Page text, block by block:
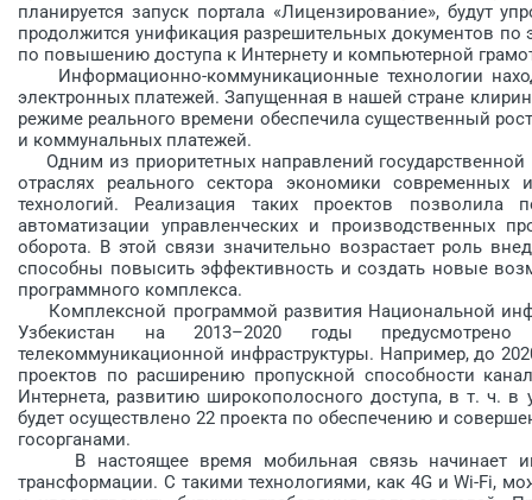
планируется запуск портала «Лицензирование», будут
продолжится унификация разрешительных документов
по повышению доступа к Интернету и компьютерной
Информационно-коммуникационные технологии
электронных платежей. Запущенная в нашей стране
режиме реального времени обеспечила существенный
и коммунальных платежей.
Одним из приоритетных направлений
отраслях реального сектора экономики
технологий. Реализация таких проектов позволила
автоматизации управленческих и производственных
оборота. В этой связи значительно возрастает роль
способны повысить эффективность и создать новые
программного комплекса.
Комплексной программой развития Национальной
Узбекистан на 2013–2020 годы предусмотрено
телекоммуникационной инфраструктуры. Например, до
проектов по расширению пропускной способности
Интернета, развитию широкополосного доступа, в т. ч.
будет осуществлено 22 проекта по обеспечению и
госорганами.
В настоящее время мобильная связь начинает
трансформации. С такими технологиями, как 4G и Wi-Fi,